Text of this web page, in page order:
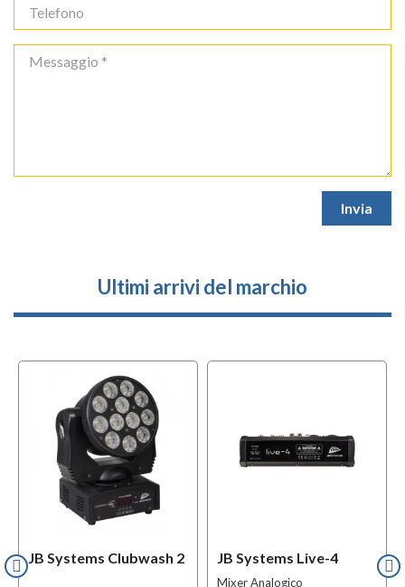
Ultimi arrivi del marchio
JB Systems Clubwash 2 JB Systems Live-4
Mixer Analogico